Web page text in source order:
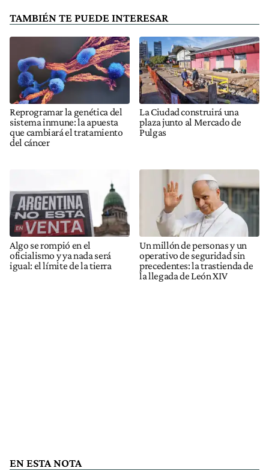
TAMBIÉN TE PUEDE INTERESAR
Reprogramar la genética del
sistema inmune: la apuesta
que cambiará el tratamiento
del cáncer
La Ciudad construirá una
plaza junto al Mercado de
Pulgas
Algo se rompió en el
oficialismo y ya nada será
igual: el límite de la tierra
Un millón de personas y un
operativo de seguridad sin
precedentes: la trastienda de
la llegada de León XIV
EN ESTA NOTA